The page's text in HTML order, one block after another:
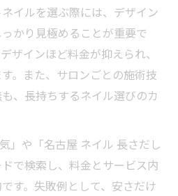
イルを選ぶ際には、デザイン
かり見極めることが重要で
ザインほど料金が抑えられ、
。また、サロンごとの施術技
、長持ちするネイル選びのカ
」や「名古屋 ネイル 長さだし
で検索し、料金とサービス内
す。失敗例として、安さだけ